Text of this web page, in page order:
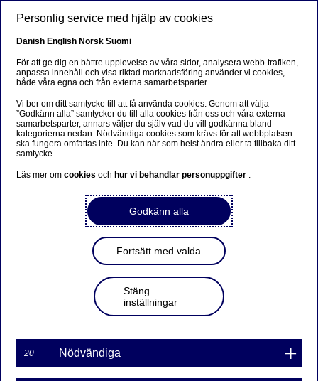
Beklager...
Denne siden findes ikke på norsk
Bli værende på denne siden|Fortsett til en lignende
Konjunkturrapport: Svensk
ekonomi - lågtrycket drar
Personlig service med hjälp av cookies
Danish English Norsk Suomi
För att ge dig en bättre upplevelse av våra sidor, analysera webb-trafiken,
anpassa innehåll och visa riktad marknadsföring använder vi cookies,
både våra egna och från externa samarbetsparter.
Vi ber om ditt samtycke till att få använda cookies. Genom att välja
”Godkänn alla” samtycker du till alla cookies från oss och våra externa
samarbetsparter, annars väljer du själv vad du vill godkänna bland
kategorierna nedan. Nödvändiga cookies som krävs för att webbplatsen
ska fungera omfattas inte. Du kan när som helst ändra eller ta tillbaka ditt
samtycke.
Läs mer omcookiesoch hur vi behandlar personuppgifter .
Godkänn alla
Fortsätt med valda
Stäng
inställningar
20 Nödvändiga